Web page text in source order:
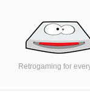
Retrogaming for